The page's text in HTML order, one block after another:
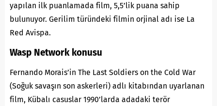
yapılan ilk puanlamada film, 5,5’lik puana sahip
bulunuyor. Gerilim türündeki filmin orjinal adı ise La
Red Avispa.
Wasp Network konusu
Fernando Morais’in The Last Soldiers on the Cold War
(Soğuk savaşın son askerleri) adlı kitabından uyarlanan
film, Kübalı casuslar 1990’larda adadaki terör